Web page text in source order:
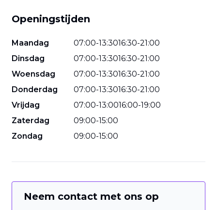
Openingstijden
Maandag 07:00-13:3016:30-21:00
Dinsdag
07:00-13:3016:30-21:00
Woensdag
07:00-13:3016:30-21:00
Donderdag
07:00-13:3016:30-21:00
Vrijdag
07:00-13:0016:00-19:00
Zaterdag
09:00-15:00
Zondag
09:00-15:00
Neem contact met ons op